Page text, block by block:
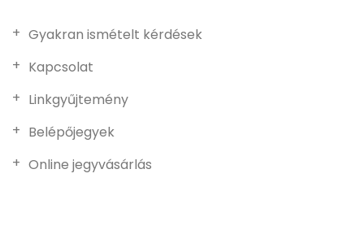
Gyakran ismételt kérdések
Kapcsolat
Linkgyűjtemény
Belépőjegyek
Online jegyvásárlás